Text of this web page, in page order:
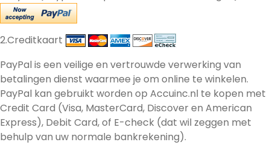
2.Creditkaart
PayPal is een veilige en vertrouwde verwerking van
betalingen dienst waarmee je om online te winkelen.
PayPal kan gebruikt worden op Accuinc.nl te kopen met
Credit Card (Visa, MasterCard, Discover en American
Express), Debit Card, of E-check (dat wil zeggen met
behulp van uw normale bankrekening).